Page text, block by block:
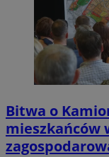
Bitwa o
mieszkańców